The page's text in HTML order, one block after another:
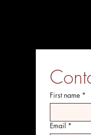
First name *
Email *